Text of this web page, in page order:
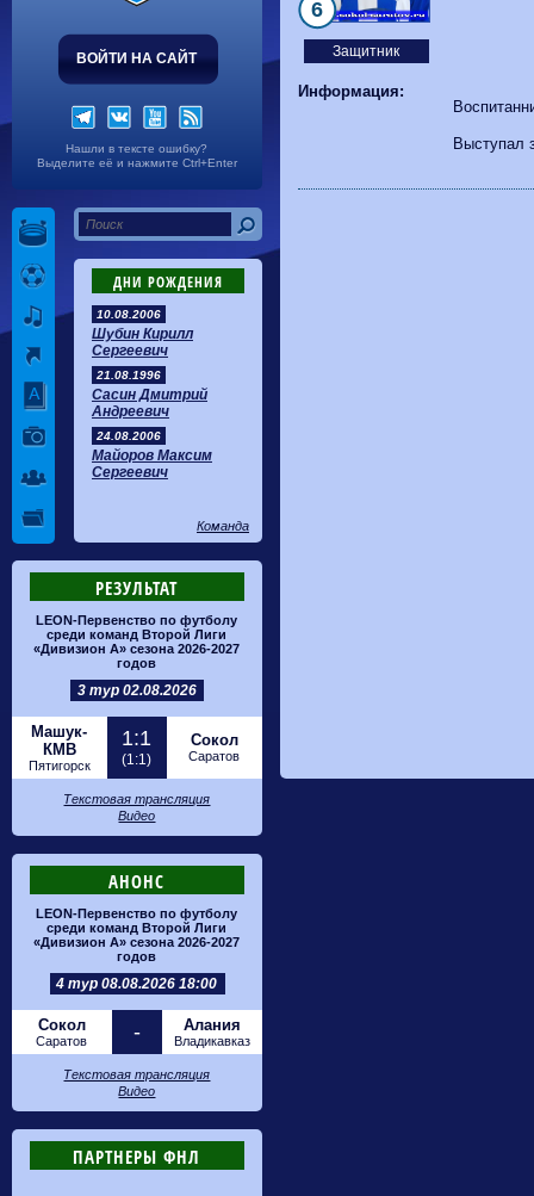
ВОЙТИ НА САЙТ
Нашли в тексте ошибку?
Выделите её и нажмите Ctrl+Enter
ДНИ РОЖДЕНИЯ
10.08.2006
Шубин Кирилл
Сергеевич
21.08.1996
Сасин Дмитрий
Андреевич
24.08.2006
Майоров Максим
Сергеевич
Команда
РЕЗУЛЬТАТ
LEON-Первенство по футболу
среди команд Второй Лиги
«Дивизион А» сезона 2026-2027
годов
3 тур 02.08.2026
Машук-
КМВ
Пятигорск
1:1
(1:1)
Сокол
Саратов
Текстовая трансляция
Видео
АНОНС
LEON-Первенство по футболу
среди команд Второй Лиги
«Дивизион А» сезона 2026-2027
годов
4 тур 08.08.2026 18:00
Сокол
Саратов - Алания
Владикавказ
Текстовая трансляция
Видео
ПАРТНЕРЫ ФНЛ
Защитник
6
Информация:
Выступал
Калуга
0-1 Сибирь